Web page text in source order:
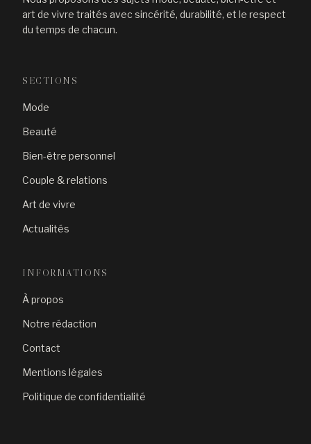
art de vivre traités avec sincérité, durabilité, et le respect
du temps de chacun.
SECTIONS
Mode
Beauté
Bien-être personnel
Couple & relations
Art de vivre
Actualités
INFORMATIONS
À propos
Notre rédaction
Contact
Mentions légales
Politique de confidentialité